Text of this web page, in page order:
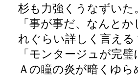
杉も力強くうなずいた
「事が事だ、なんと
れぐらい詳しく言える
「モンタージュが完
Ａの瞳の炎が暗くゆ